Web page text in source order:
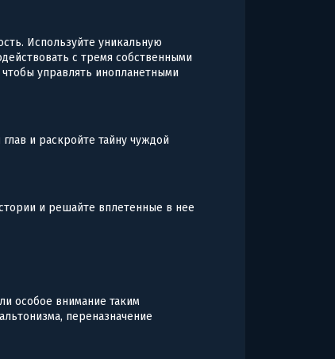
Используйте уникальную
с тремя собственными
управлять инопланетными
и раскройте тайну чуждой
и решайте вплетенные в нее
особое внимание таким
переназначение